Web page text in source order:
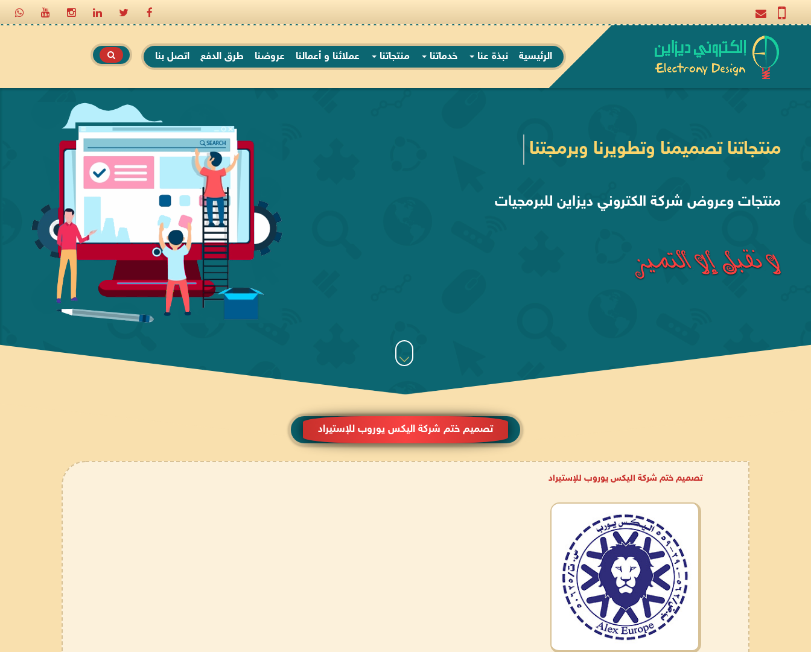
الرئيسية نبذة عنا خدماتنا منتجاتنا عملائنا و أعمالنا عروضنا طرق الدفع اتصل بنا
منتجاتنا تصميمنا وتطويرنا وبرمجتنا
منتجات وعروض شركة الكتروني ديزاين للبرمجيات
تصميم ختم شركة اليكس يوروب للإستيراد
تصميم ختم شركة اليكس يوروب للإستيراد